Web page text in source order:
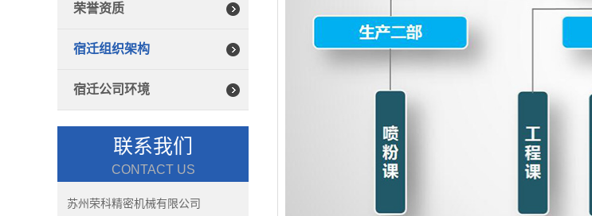
荣誉资质
宿迁组织架构
宿迁公司环境
联系我们
CONTACT US
苏州荣科精密机械有限公司